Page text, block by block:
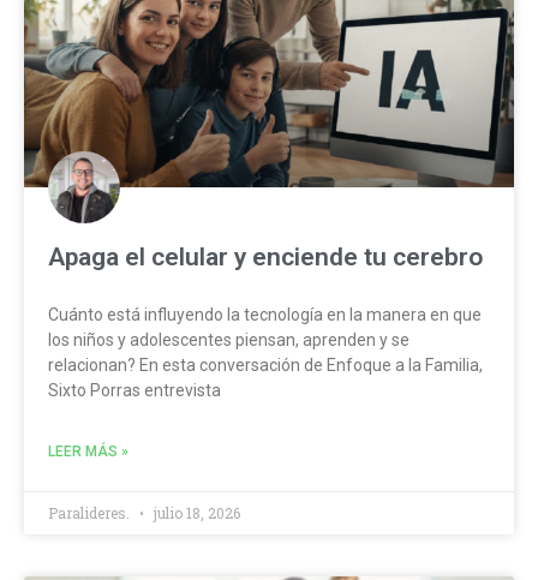
Apaga el celular y enciende tu cerebro
Cuánto está influyendo la tecnología en la manera en que
los niños y adolescentes piensan, aprenden y se
relacionan? En esta conversación de Enfoque a la Familia,
Sixto Porras entrevista
LEER MÁS »
Paralideres. julio 18, 2026